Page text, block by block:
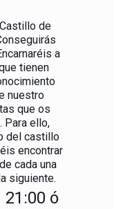
de
a
tienen
nuestro
que os
Para ello,
del castillo
encontrar
cada una
siguiente.
21:00 ó